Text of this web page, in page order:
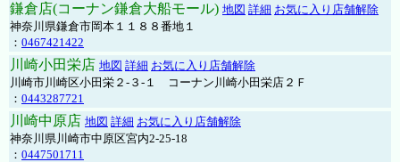
鎌倉店(コーナン鎌倉大船モール) 地図 詳細 お気に入り店舗解除
神奈川県鎌倉市岡本１１８８番地１
： 0467421422
川崎小田栄店 地図 詳細 お気に入り店舗解除
川崎市川崎区小田栄２‐３‐１ コーナン川崎小田栄店２Ｆ
： 0443287721
川崎中原店 地図 詳細 お気に入り店舗解除
神奈川県川崎市中原区宮内2-25-18
： 0447501711